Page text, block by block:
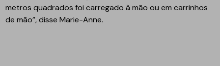
metros quadrados foi carregado à mão ou em carrinhos
de mão”, disse Marie-Anne.